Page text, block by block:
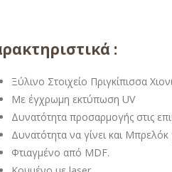
:
Ξύλινο Στοιχείο Πριγκίπισσα
Με έγχρωμη εκτύπωση UV
Δυνατότητα προσαρμογής στις
Δυνατότητα να γίνει και Μπρελόκ
Φτιαγμένο από MDF.